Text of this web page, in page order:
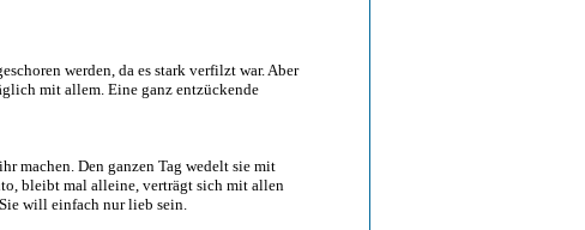
werden, da es stark verfilzt war. Aber
mit allem. Eine ganz entzückende
machen. Den ganzen Tag wedelt sie mit
bleibt mal alleine, verträgt sich mit allen
will einfach nur lieb sein.